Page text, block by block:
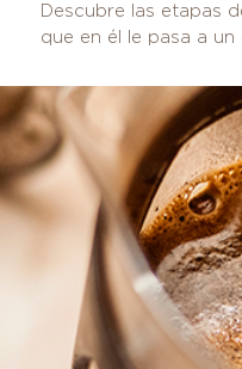
Descubre las etapas
que en él le pasa a un